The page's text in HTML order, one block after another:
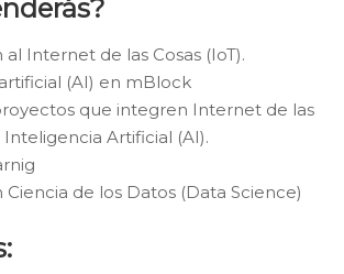
Internet de las Cosas (IoT).
(AI) en mBlock
que integren Internet de las
Inteligencia Artificial (AI).
de los Datos (Data Science)